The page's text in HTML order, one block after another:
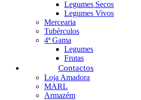
Legumes Secos
Legumes Vivos
Mercearia
Tubérculos
4ª Gama
Legumes
Frutas
Contactos
Loja Amadora
MARL
Armazém